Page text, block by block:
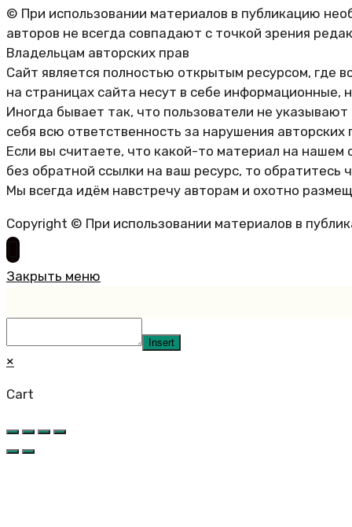
© При использовании материалов в публикацию
авторов не всегда совпадают с точкой зрения
Владельцам авторских прав
Сайт является полностью открытым ресурсом, где
на страницах сайта несут в себе информационные,
Иногда бывает так, что пользователи не
себя всю ответственность за нарушения авторских
Если вы считаете, что какой-то материал на
без обратной ссылки на ваш ресурс, то обратитесь
Мы всегда идём навстречу авторам и охотно
Copyright © При использовании материалов в
Закрыть меню
Insert
×
Cart